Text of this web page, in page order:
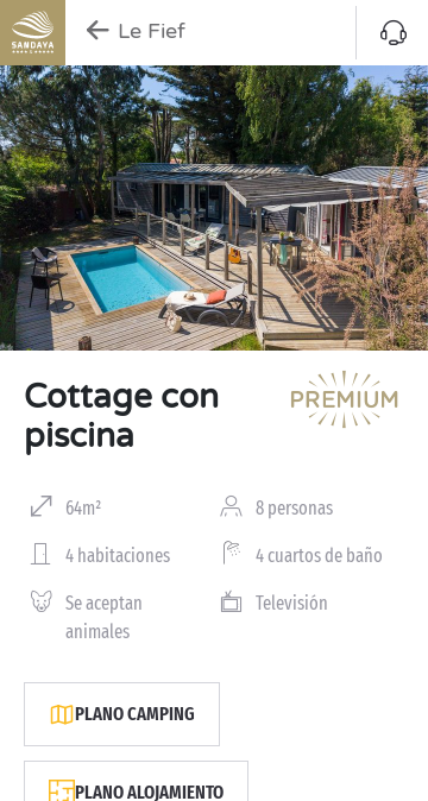
Le Fief
Cottage con
piscina
64m² 8 personas
4 habitaciones 4 cuartos de baño
Se aceptan
animales
Televisión
PLANO CAMPING
PLANO ALOJAMIENTO